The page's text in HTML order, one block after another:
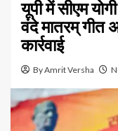
यूपी में सीएम
वंदे मातरम् गीत
कार्रवाई
By Amrit Versha